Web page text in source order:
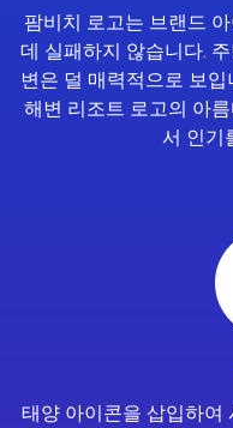
팜비치 로고는 브랜드
데 실패하지 않습니다.
변은 덜 매력적으로 보
해변 리조트 로고의 아
서 인기
태양 아이콘을 삽입하여